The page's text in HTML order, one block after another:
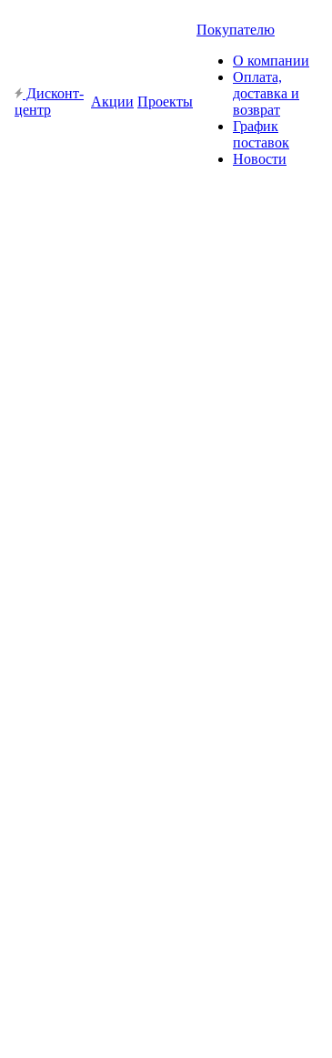
Дисконт-
центр
Акции Проекты
Покупателю
О компании
Оплата,
доставка и
возврат
График
поставок
Новости